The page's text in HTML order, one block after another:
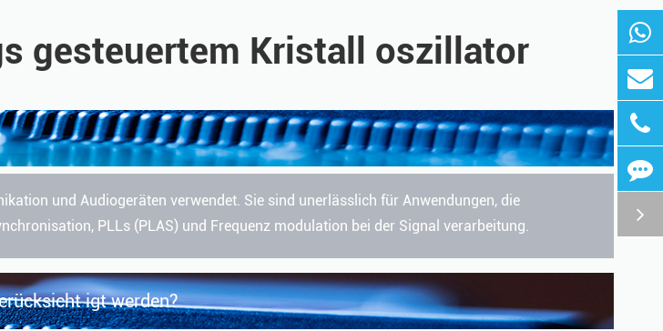
gesteuertem Kristall oszillator
und Audiogeräten verwendet. Sie sind unerlässlich für Anwendungen, die
PLLs (PLAS) und Frequenz modulation bei der Signal verarbeitung.
igt werden?